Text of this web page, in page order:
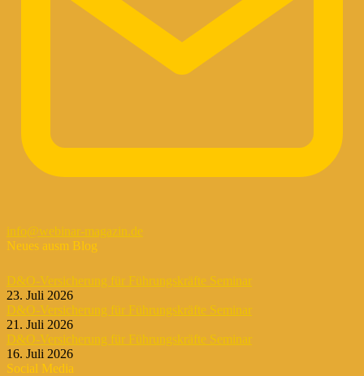
info@webinar-magazin.de
Neues ausm Blog
D&O-Versicherung für Führungskräfte Seminar
23. Juli 2026
D&O-Versicherung für Führungskräfte Seminar
21. Juli 2026
D&O-Versicherung für Führungskräfte Seminar
16. Juli 2026
Social Media